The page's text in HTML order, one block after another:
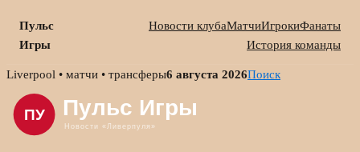
Пульс
Игры
Новости клубаМатчиИгрокиФанаты
История команды
Skip
content
Liverpool • матчи • трансферы6 августа 2026Поиск